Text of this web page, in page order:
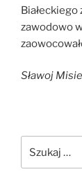
Białeckiego
zawodowo
Sławoj